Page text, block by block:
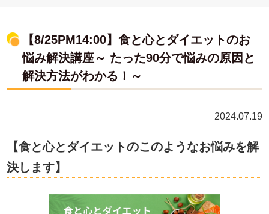
【8/25PM14:00】食と心とダイエットのお
悩み解決講座～ たった90分で悩みの原因と
解決方法がわかる！～
2024.07.19
【食と心とダイエットのこのようなお悩みを解
決します】